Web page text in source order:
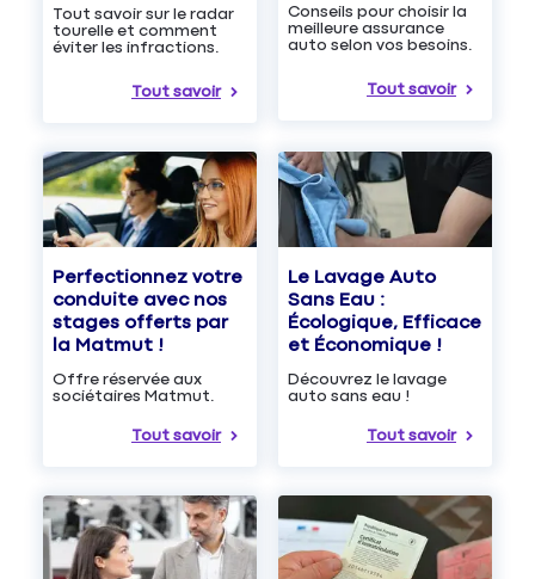
Tout savoir sur le radar
tourelle et comment
éviter les infractions.
Tout savoir
Conseils pour choisir la
meilleure assurance
auto selon vos besoins.
Tout savoir
Perfectionnez votre
conduite avec nos
stages offerts par
la Matmut !
Offre réservée aux
sociétaires Matmut.
Tout savoir
Le Lavage Auto
Sans Eau :
Écologique, Efficace
et Économique !
Découvrez le lavage
auto sans eau !
Tout savoir